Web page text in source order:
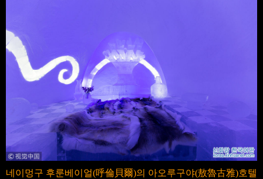
네이멍구 후룬베이얼(呼倫貝爾)의 아오루구야(敖魯古雅)호텔